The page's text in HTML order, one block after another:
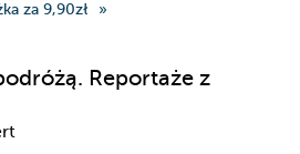
za 9,90zł
Reportaże z